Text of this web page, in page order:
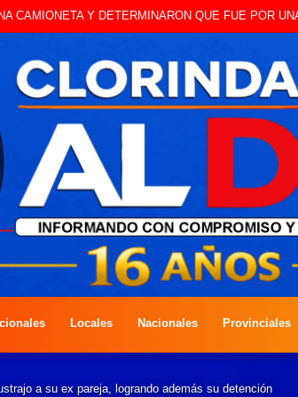
Locales Nacionales Provinciales
a su ex pareja, logrando además su detención